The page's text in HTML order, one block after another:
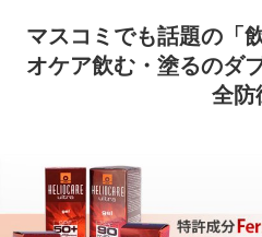
マスコミでも話題の「
オケア飲む・塗るのダ
全防